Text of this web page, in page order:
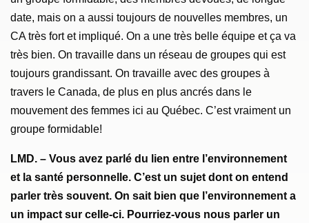
date, mais on a aussi toujours de nouvelles membres, un
CA très fort et impliqué. On a une très belle équipe et ça va
très bien. On travaille dans un réseau de groupes qui est
toujours grandissant. On travaille avec des groupes à
travers le Canada, de plus en plus ancrés dans le
mouvement des femmes ici au Québec. C’est vraiment un
groupe formidable!
LMD. – Vous avez parlé du lien entre l’environnement
et la santé personnelle. C’est un sujet dont on entend
parler très souvent. On sait bien que l’environnement a
un impact sur celle-ci. Pourriez-vous nous parler un